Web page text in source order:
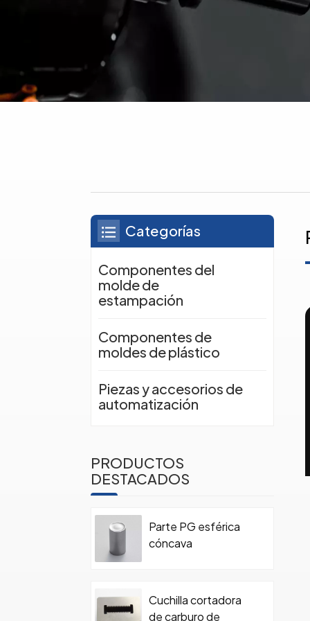
Categorías
Componentes del
molde de
estampación
Componentes de
moldes de plástico
Piezas y accesorios de
automatización
PRODUCTOS
DESTACADOS
Parte PG esférica
cóncava
Cuchilla cortadora
de carburo de